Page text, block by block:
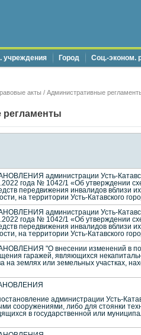
учреждения Город Соц.-эконом.
акты / Административные
администрации Усть-
года № 1042/1 «Об утверждении
передвижения инвалидов вблизи
на территории Усть-Катавского
администрации Усть-
года № 1042/1 «Об утверждении
передвижения инвалидов вблизи
на территории Усть-Катавского
"О внесении изменений в
гаражей, являющихся
на землях или земельных участках,
администрации Усть-
сооружениями, либо для стоянки
в государственной или